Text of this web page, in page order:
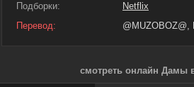
Подборки:
Netflix
Перевод:
@MUZOBOZ@,
смотреть онлайн Дамы